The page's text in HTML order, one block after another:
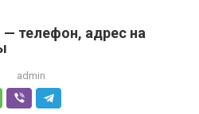
телефон, адрес на
admin